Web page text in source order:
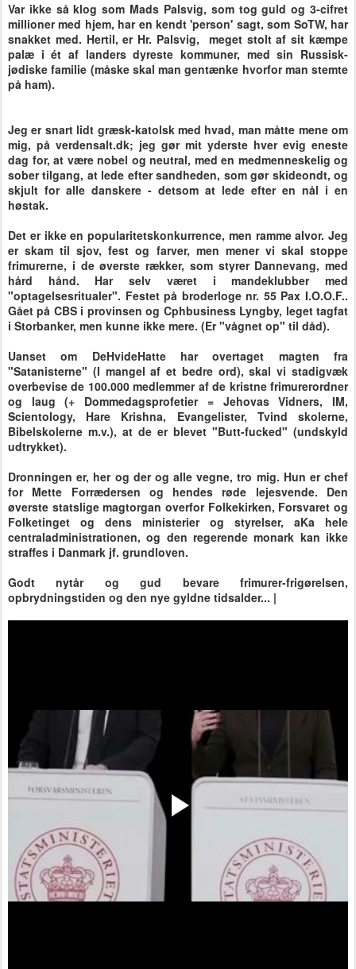
Var ikke så klog som Mads Palsvig, som tog guld og 3-cifret
millioner med hjem, har en kendt 'person' sagt, som SoTW, har
snakket med. Hertil, er Hr. Palsvig, meget stolt af sit kæmpe
palæ i ét af landers dyreste kommuner, med sin Russisk-
jødiske familie (måske skal man gentænke hvorfor man stemte
på ham).
Jeg er snart lidt græsk-katolsk med hvad, man måtte mene om
mig, på verdensalt.dk; jeg gør mit yderste hver evig eneste
dag for, at være nobel og neutral, med en medmenneskelig og
sober tilgang, at lede efter sandheden, som gør skideondt, og
skjult for alle danskere - detsom at lede efter en nål i en
høstak.
Det er ikke en popularitetskonkurrence, men ramme alvor. Jeg
er skam til sjov, fest og farver, men mener vi skal stoppe
frimurerne, i de øverste rækker, som styrer Dannevang, med
hård hånd. Har selv været i mandeklubber med
"optagelsesritualer". Festet på broderloge nr. 55 Pax I.O.O.F..
Gået på CBS i provinsen og Cphbusiness Lyngby, leget tagfat
i Storbanker, men kunne ikke mere. (Er "vågnet op" til dåd).
Uanset om DeHvideHatte har overtaget magten fra
"Satanisterne" (I mangel af et bedre ord), skal vi stadigvæk
overbevise de 100.000 medlemmer af de kristne frimurerordner
og laug (+ Dommedagsprofetier = Jehovas Vidners, IM,
Scientology, Hare Krishna, Evangelister, Tvind skolerne,
Bibelskolerne m.v.), at de er blevet "Butt-fucked" (undskyld
udtrykket).
Dronningen er, her og der og alle vegne, tro mig. Hun er chef
for Mette Forrædersen og hendes røde lejesvende. Den
øverste statslige magtorgan overfor Folkekirken, Forsvaret og
Folketinget og dens ministerier og styrelser, aKa hele
centraladministrationen, og den regerende monark kan ikke
straffes i Danmark jf. grundloven.
Godt nytår og gud bevare frimurer-frigørelsen,
opbrydningstiden og den nye gyldne tidsalder... |